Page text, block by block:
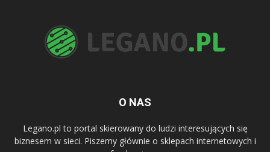
O NAS
Legano.pl to portal skierowany do ludzi interesujących się
biznesem w sieci. Piszemy głównie o sklepach internetowych i